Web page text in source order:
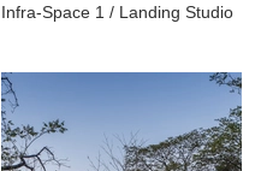
Infra-Space 1 / Landing Studio